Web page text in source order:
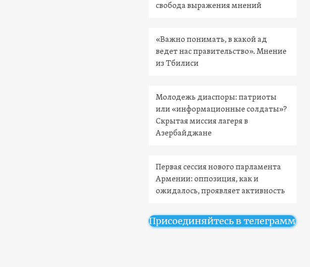
свобода выражения мнений
«Важно понимать, в какой ад
ведет нас правительство». Мнение
из Тбилиси
Молодежь диаспоры: патриоты
или «информационные солдаты»?
Скрытая миссия лагеря в
Азербайджане
Первая сессия нового парламента
Армении: оппозиция, как и
ожидалось, проявляет активность
Присоединяйтесь в телеграмм